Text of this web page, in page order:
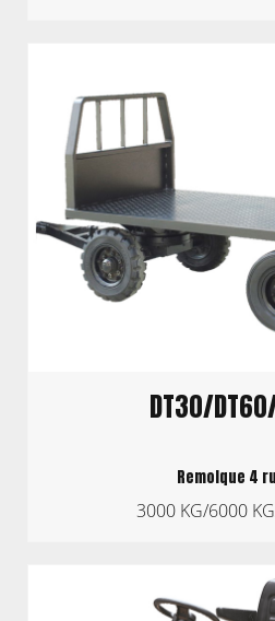
DT30/
Remolque 4
3000 KG/6000